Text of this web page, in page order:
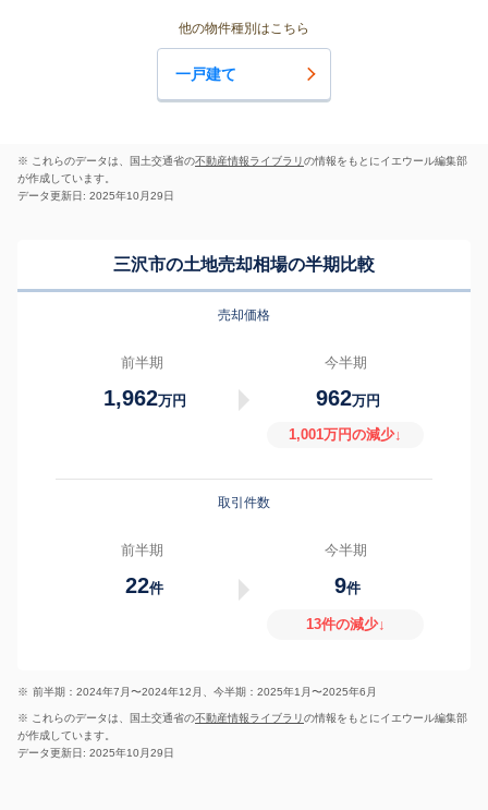
他の物件種別はこちら
一戸建て
※ これらのデータは、国土交通省の不動産情報ライブラリの情報をもとにイエウール編集部
が作成しています。
データ更新日: 2025年10月29日
三沢市の土地売却相場の半期比較
売却価格
前半期
1,962万円
今半期
962万円
1,001万円の減少↓
取引件数
前半期
22件
今半期
9件
13件の減少↓
※ 前半期：2024年7月〜2024年12月、今半期：2025年1月〜2025年6月
※ これらのデータは、国土交通省の不動産情報ライブラリの情報をもとにイエウール編集部
が作成しています。
データ更新日: 2025年10月29日